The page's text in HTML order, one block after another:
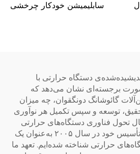
سابلیمیشن خودکار چرخشی
دستگاه حرارتی با
برجسته‌ای نشان می‌دهد که
گائوشانگ دونگقوان، چه میزان
توسعه و سپس تکمیل هر نوآوری
تحول فناوری دستگاه‌های حرارتی
انجام می‌دهد. ما از سال تأسیس خود در سال ۲۰۰۵ به‌عنوان یک
حرارتی شناخته شده‌ایم. تعهد ما